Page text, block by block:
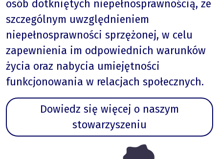
osób dotkniętych niepełnosprawnością, ze
szczególnym uwzględnieniem
niepełnosprawności sprzężonej, w celu
zapewnienia im odpowiednich warunków
życia oraz nabycia umiejętności
funkcjonowania w relacjach społecznych.
Dowiedz się więcej o naszym
stowarzyszeniu